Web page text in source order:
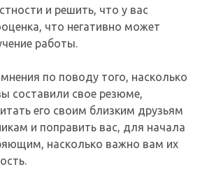
и решить, что у вас
что негативно может
работы.
по поводу того, насколько
составили свое резюме,
его своим близким друзьям
и поправить вас, для начала
насколько важно вам их